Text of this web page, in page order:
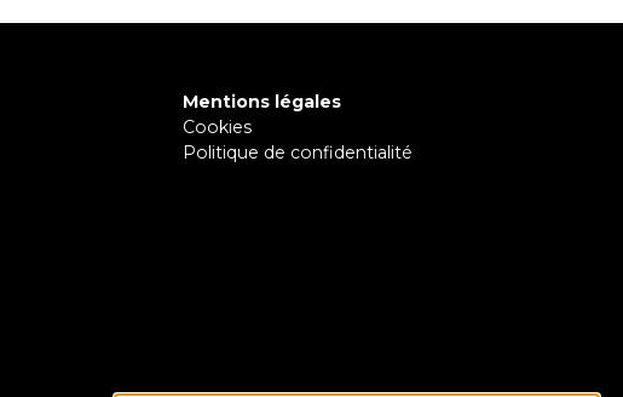
Mentions légales
Cookies
Politique de confidentialité